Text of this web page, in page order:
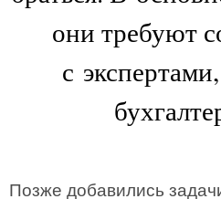
они требуют
с
Позже добавились